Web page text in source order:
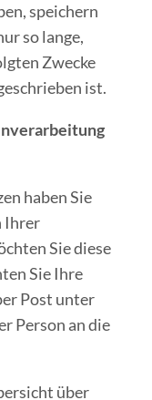
speichern
so lange,
Zwecke
ist.
haben Sie
Ihrer
Sie diese
Sie Ihre
Post unter
Person an die
über